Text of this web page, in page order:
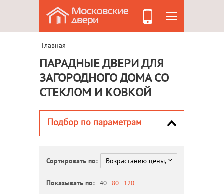
Главная
ПАРАДНЫЕ ДВЕРИ ДЛЯ
ЗАГОРОДНОГО ДОМА СО
СТЕКЛОМ И КОВКОЙ
Подбор по параметрам
Сортировать по:
Показывать по: 40 80 120